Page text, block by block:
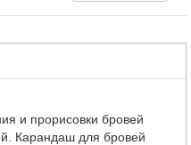
и прорисовки бровей
Карандаш для бровей